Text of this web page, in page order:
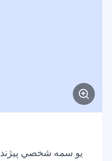
یو سمه شخصي